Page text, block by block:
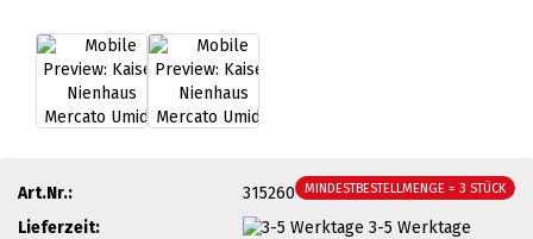
MINDESTBESTELLMENGE = 3 STÜCK
Art.Nr.:
315260
Lieferzeit:
3-5 Werktage